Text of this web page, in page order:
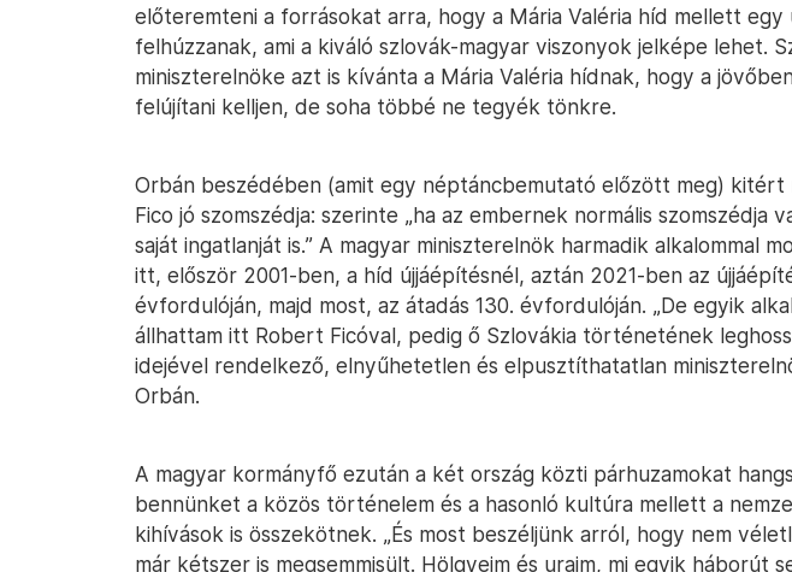
előteremteni a forrásokat arra, hogy a Mária Valéria híd mellett egy
felhúzzanak, ami a kiváló szlovák-magyar viszonyok jelképe lehet.
miniszterelnöke azt is kívánta a Mária Valéria hídnak, hogy a
felújítani kelljen, de soha többé ne tegyék tönkre.
Orbán beszédében (amit egy néptáncbemutató előzött meg) kitért
Fico jó szomszédja: szerinte „ha az embernek normális szomszédja
saját ingatlanját is.” A magyar miniszterelnök harmadik alkalommal
itt, először 2001-ben, a híd újjáépítésnél, aztán 2021-ben az
évfordulóján, majd most, az átadás 130. évfordulóján. „De egyik
állhattam itt Robert Ficóval, pedig ő Szlovákia történetének
idejével rendelkező, elnyűhetetlen és elpusztíthatatlan
Orbán.
A magyar kormányfő ezután a két ország közti párhuzamokat
bennünket a közös történelem és a hasonló kultúra mellett a
kihívások is összekötnek. „És most beszéljünk arról, hogy nem
már kétszer is megsemmisült. Hölgyeim és uraim, mi egyik háborút